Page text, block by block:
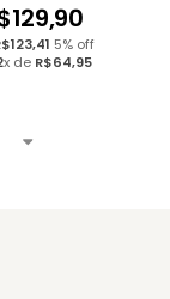
129,90
123,41 5% off
x de R$64,95